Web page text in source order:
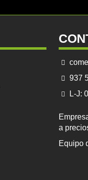
937
L-J:
a
Equipo